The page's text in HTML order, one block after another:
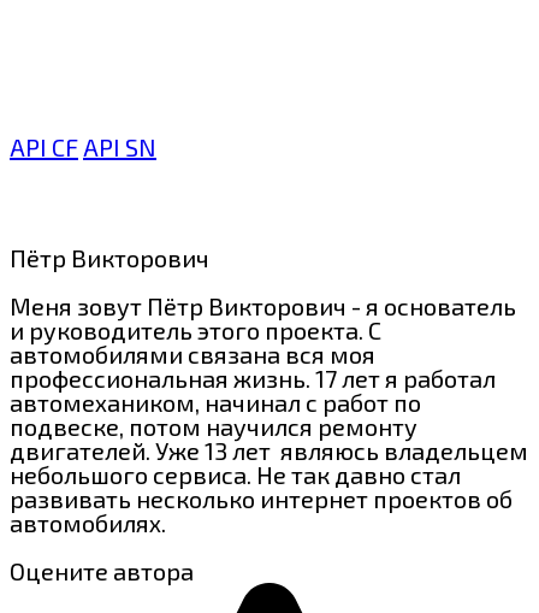
API CF API SN
Пётр Викторович
Меня зовут Пётр Викторович - я основатель
и руководитель этого проекта. С
автомобилями связана вся моя
профессиональная жизнь. 17 лет я работал
автомехаником, начинал с работ по
подвеске, потом научился ремонту
двигателей. Уже 13 лет являюсь владельцем
небольшого сервиса. Не так давно стал
развивать несколько интернет проектов об
автомобилях.
Оцените автора